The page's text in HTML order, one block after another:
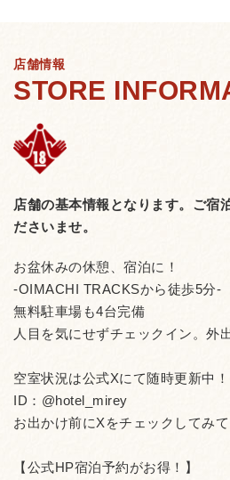
店舗情報
店舗の基本情報となります。 ご宿
ださいませ。
お盆休みの休憩、宿泊に！
-OIMACHI TRACKSから徒歩5分-
無料駐車場も4台完備
人目を気にせずチェックイン。外
空室状況は公式Xにて随時更新中！
ID：@hotel_mirey
お出かけ前にXをチェックしてみて
【公式HP宿泊予約がお得！】